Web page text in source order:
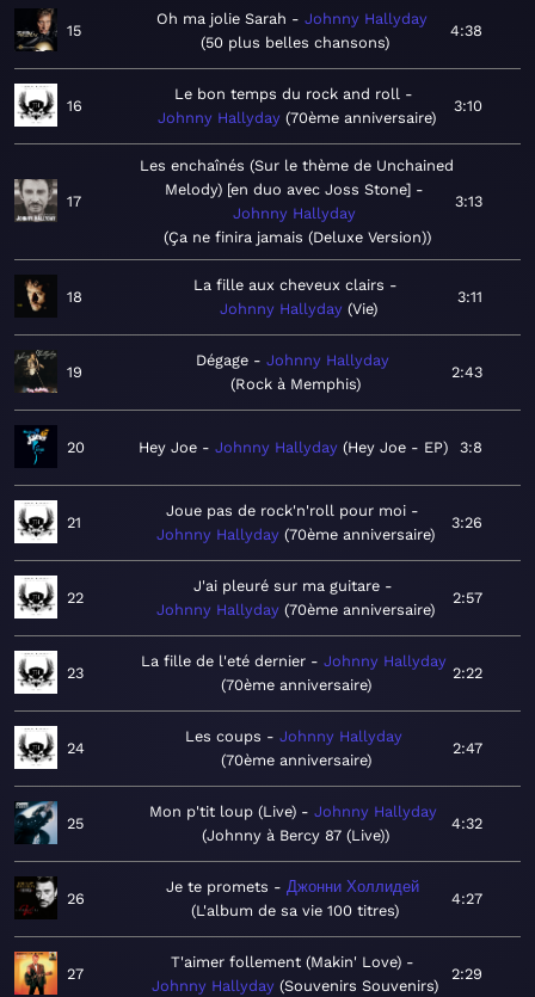
15
Oh ma jolie Sarah
Johnny Hallyday
50 plus belles chansons
4:38
16
Le bon temps du rock and roll
Johnny Hallyday 70ème anniversaire
3:10
17
Les enchaînés (Sur le thème de Unchained
Melody) [en duo avec Joss Stone]
Johnny Hallyday
Ça ne finira jamais (Deluxe Version)
3:13
18
La fille aux cheveux clairs
Johnny Hallyday Vie
3:11
19
Dégage
Johnny Hallyday
Rock à Memphis
2:43
20 Hey Joe Johnny Hallyday Hey Joe - EP 3:8
21
Joue pas de rock'n'roll pour moi
Johnny Hallyday 70ème anniversaire
3:26
22
J'ai pleuré sur ma guitare
Johnny Hallyday 70ème anniversaire
2:57
23
La fille de l'eté dernier
Johnny Hallyday
70ème anniversaire
2:22
24
Les coups
Johnny Hallyday
70ème anniversaire
2:47
25
Mon p'tit loup (Live)
Johnny Hallyday
Johnny à Bercy 87 (Live)
4:32
26
Je te promets
Джонни Холлидей
L'album de sa vie 100 titres
4:27
27
T'aimer follement (Makin' Love)
Johnny Hallyday Souvenirs Souvenirs
2:29